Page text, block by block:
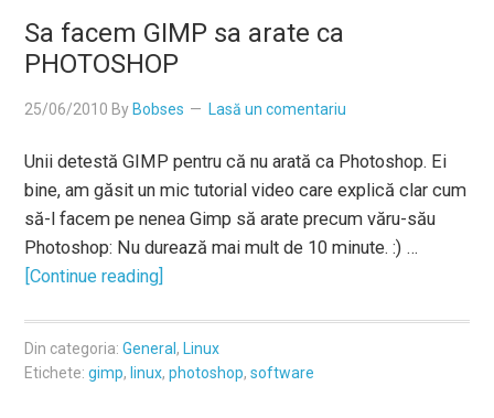
Sa facem GIMP sa arate ca
PHOTOSHOP
25/06/2010 By Bobses Lasă un comentariu
Unii detestă GIMP pentru că nu arată ca Photoshop. Ei
bine, am găsit un mic tutorial video care explică clar cum
să-l facem pe nenea Gimp să arate precum văru-său
Photoshop: Nu durează mai mult de 10 minute. :) …
[Continue reading]
Din categoria:General , Linux
Etichete:gimp, linux,photoshop,software